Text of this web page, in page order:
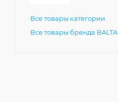
Все товары категории
Все товары бренда BALTA